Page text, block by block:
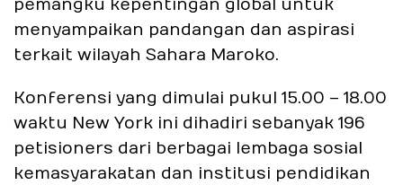
pemangku kepentingan global untuk
menyampaikan pandangan dan aspirasi
terkait wilayah Sahara Maroko.
Konferensi yang dimulai pukul 15.00 – 18.00
waktu New York ini dihadiri sebanyak 196
petisioners dari berbagai lembaga sosial
kemasyarakatan dan institusi pendidikan